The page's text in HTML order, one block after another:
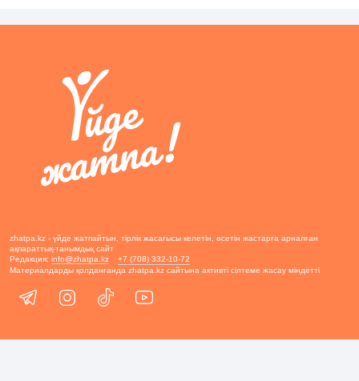
zhatpa.kz - үйде жатпайтын, тірлік жасағысы келетін, өсетін жастарға арналған
ақпараттық-танымдық сайт
Редакция: info@zhatpa.kz
+7 (708) 332-10-72
Материалдарды қолданғанда zhatpa.kz сайтына активті сілтеме жасау міндетті